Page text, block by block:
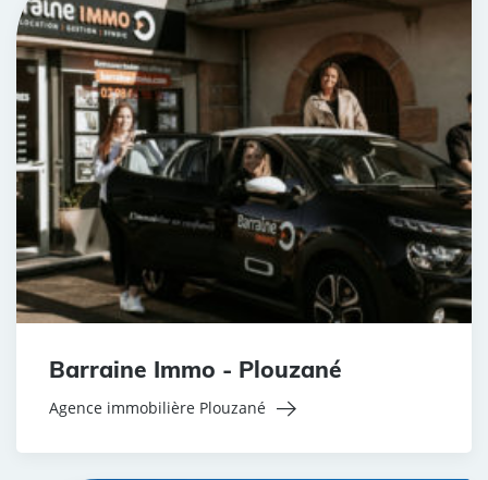
Barraine Immo - Plouzané
Agence immobilière Plouzané